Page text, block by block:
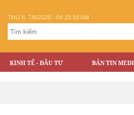
THỨ 6, 7/8/2026 - 04:25:59 AM
KINH TẾ - ĐẦU TƯ BẢN TIN